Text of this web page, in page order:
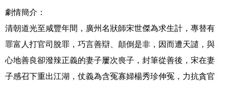
劇情簡介：
清朝道光至咸豐年間，廣州名狀師宋世傑為求生計，專替有
罪富人打官司脫罪，巧言善辯、顛倒是非，因而遭天譴，與
心地善良卻潑辣正義的妻子屢次喪子，封筆從善後，宋在妻
子感召下重出江湖，仗義為含冤寡婦楊秀珍伸冤，力抗貪官